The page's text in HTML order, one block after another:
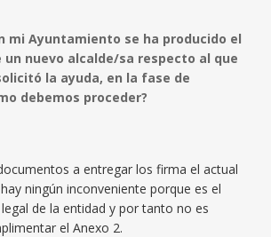
mi Ayuntamiento se ha producido el
nuevo alcalde/sa respecto al que
la ayuda, en la fase de
debemos proceder?
a entregar los firma el actual
ningún inconveniente porque es el
de la entidad y por tanto no es
el Anexo 2.